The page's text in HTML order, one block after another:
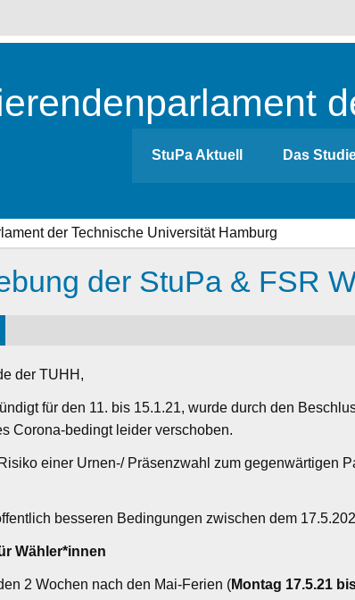
StuPa Aktuell
Das
der StuPa & FSR
der TUHH,
für den 11. bis 15.1.21, wurde durch den
Corona-bedingt leider verschoben.
einer Urnen-/ Präsenzwahl zum gegenwärtigen
besseren Bedingungen zwischen dem
Wähler*innen
2 Wochen nach den Mai-Ferien (Montag 17.5.21